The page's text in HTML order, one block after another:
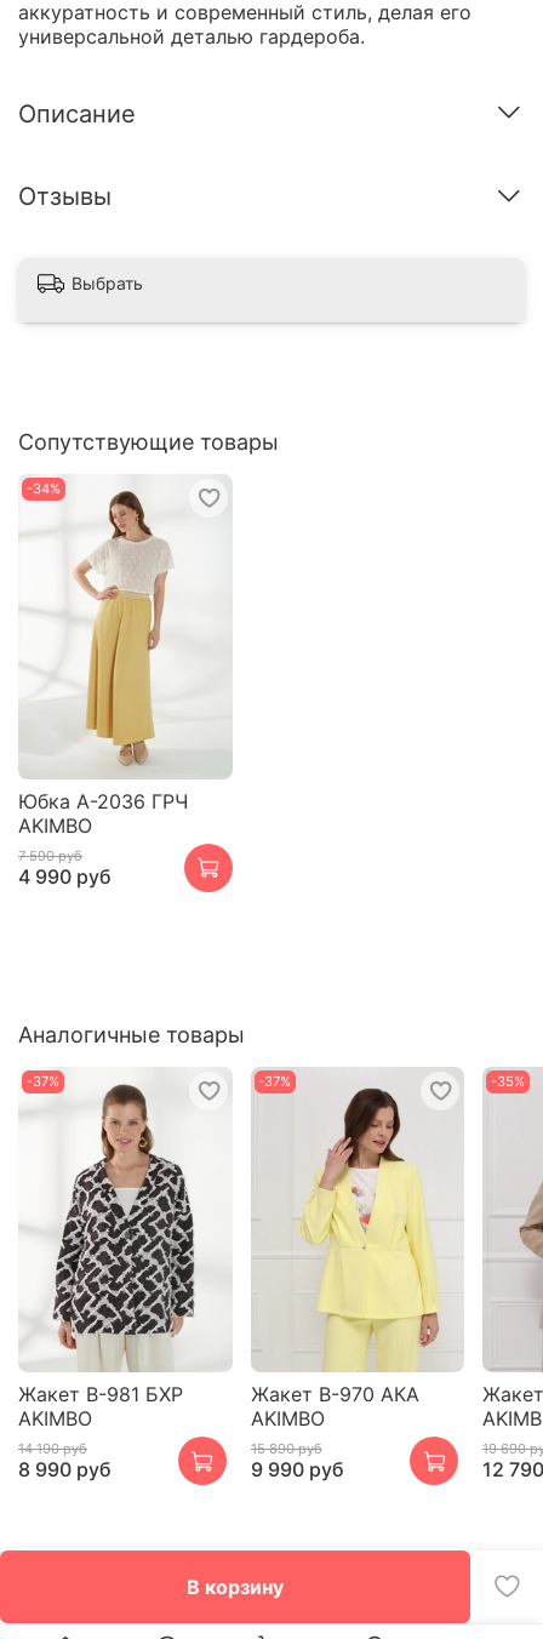
В корзину
аккуратность и современный стиль, делая его
универсальной деталью гардероба.
Описание
Отзывы
Выбрать
Сопутствующие товары
-34%
Юбка А-2036 ГРЧ
AKIMBO
7 590 руб
4 990 руб
Аналогичные товары
-37%
Жакет В-981 БХР
AKIMBO
14 190 руб
8 990 руб
-37%
Жакет В-970 АКА
AKIMBO
15 890 руб
9 990 руб
-35%
19 690
12